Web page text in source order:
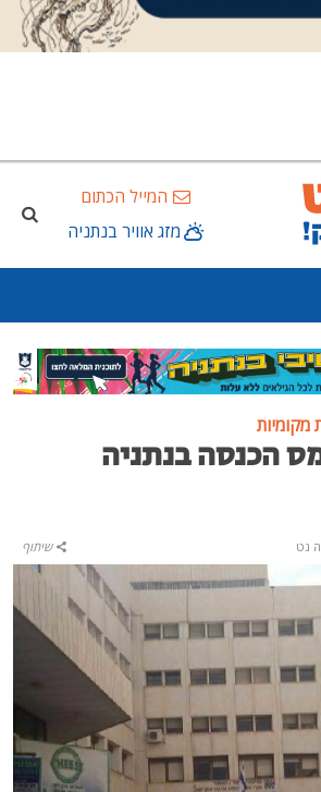
המייל הכתום
מזג אוויר בנתניה
מקומיות
מס הכנסה בנתניה
נט שיתוף